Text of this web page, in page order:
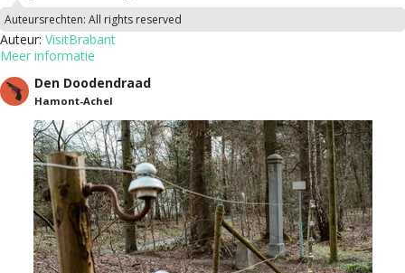
Auteursrechten: All rights reserved
Auteur: VisitBrabant
Meer informatie
Den Doodendraad
Hamont-Achel